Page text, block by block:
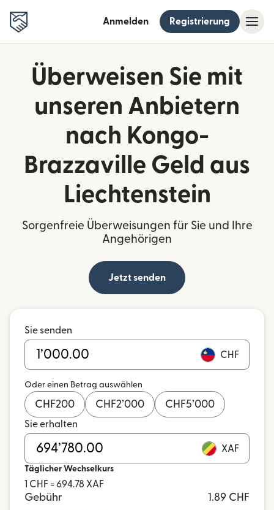
Anmelden Registrierung
Überweisen Sie mit
unseren Anbietern
nach Kongo-
Brazzaville Geld aus
Liechtenstein
Sorgenfreie Überweisungen für Sie und Ihre
Angehörigen
Jetzt senden
Sie senden
CHF
Oder einen Betrag auswählen
CHF200 CHF2’000 CHF5’000
Sie erhalten
XAF
Täglicher Wechselkurs
1 CHF = 694.78 XAF
Gebühr
1.89 CHF